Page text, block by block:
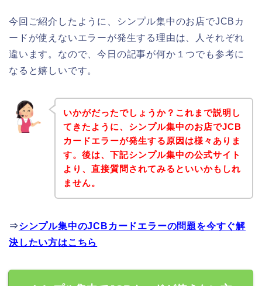
今回ご紹介したように、シンプル集中のお店でJCBカ
ードが使えないエラーが発生する理由は、人それぞれ
違います。なので、今日の記事が何か１つでも参考に
なると嬉しいです。
いかがだったでしょうか？これまで説明し
てきたように、シンプル集中のお店でJCB
カードエラーが発生する原因は様々ありま
す。後は、下記シンプル集中の公式サイト
より、直接質問されてみるといいかもしれ
ません。
⇒シンプル集中のJCBカードエラーの問題を今すぐ解
決したい方はこちら